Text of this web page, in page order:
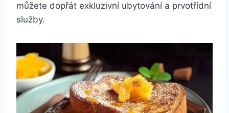
můžete dopřát exkluzivní ubytování a prvotřídní
služby.